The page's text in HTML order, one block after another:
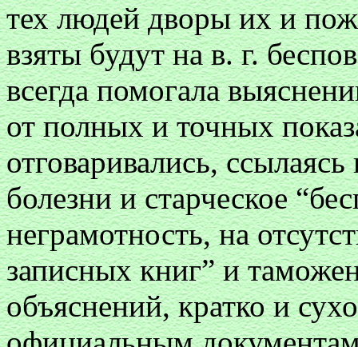
тех людей дворы их и
взяты будут на в. г.
всегда помогала
от полных и точных
отговаривались,
болезни и старческое
неграмотность, на
записных книг” и
объяснений, кратко и